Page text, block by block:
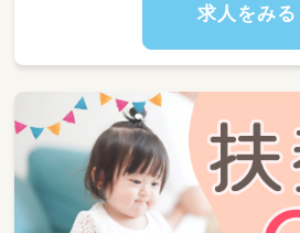
求人をみる